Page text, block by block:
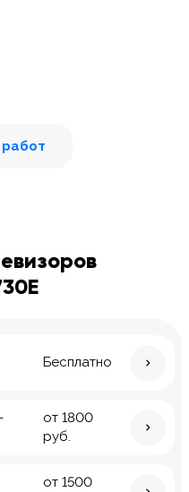
Бесплатно
от 1800
руб.
от 1500